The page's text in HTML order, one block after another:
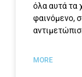
όλα αυτά τα
φαινόμενο,
MORE